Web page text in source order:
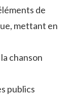
de
mettant en
chanson
publics